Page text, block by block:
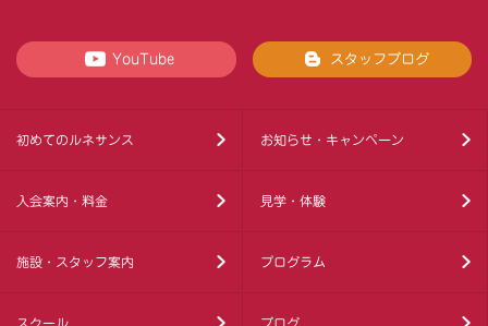
YouTube スタッフブログ
初めてのルネサンス お知らせ・キャンペーン
入会案内・料金 見学・体験
施設・スタッフ案内 プログラム
スクール ブログ